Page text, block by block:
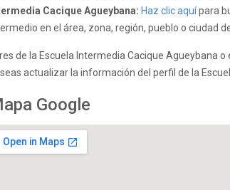
Cacique Agueybana: Haz clic aquípara
en el área, zona, región, pueblo o ciudad
de la Escuela Intermedia Cacique Agueybana
actualizar la información del perfil de la
Google